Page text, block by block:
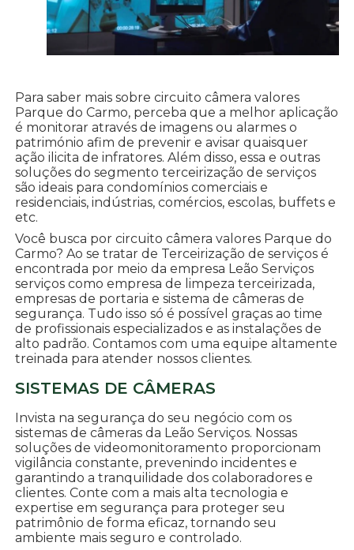
Para saber mais sobre circuito câmera valores
Parque do Carmo, perceba que a melhor aplicação
é monitorar através de imagens ou alarmes o
património afim de prevenir e avisar quaisquer
ação ilicita de infratores. Além disso, essa e outras
soluções do segmento terceirização de serviços
são ideais para condomínios comerciais e
residenciais, indústrias, comércios, escolas, buffets e
etc.
Você busca por circuito câmera valores Parque do
Carmo? Ao se tratar de Terceirização de serviços é
encontrada por meio da empresa Leão Serviços
serviços como empresa de limpeza terceirizada,
empresas de portaria e sistema de câmeras de
segurança. Tudo isso só é possível graças ao time
de profissionais especializados e as instalações de
alto padrão. Contamos com uma equipe altamente
treinada para atender nossos clientes.
SISTEMAS DE CÂMERAS
Invista na segurança do seu negócio com os
sistemas de câmeras da Leão Serviços. Nossas
soluções de videomonitoramento proporcionam
vigilância constante, prevenindo incidentes e
garantindo a tranquilidade dos colaboradores e
clientes. Conte com a mais alta tecnologia e
expertise em segurança para proteger seu
patrimônio de forma eficaz, tornando seu
ambiente mais seguro e controlado.